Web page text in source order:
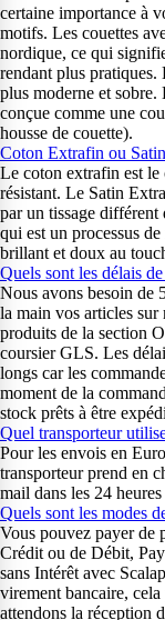
certaine importance à
motifs. Les couettes
nordique, ce qui
rendant plus
plus moderne et sobre.
conçue comme une
housse de couette).
Coton Extrafin ou
Le coton extrafin est le
résistant. Le Satin
par un tissage différent
qui est un processus
brillant et doux au
Quels sont les délais
Nous avons besoin de
la main vos articles sur
produits de la section
coursier GLS. Les
longs car les
moment de la
stock prêts à être
Quel transporteur
Pour les envois en
transporteur prend en
mail dans les 24
Quels sont les modes
Vous pouvez payer de
Crédit ou de Débit,
sans Intérêt avec
virement bancaire,
attendons la réception